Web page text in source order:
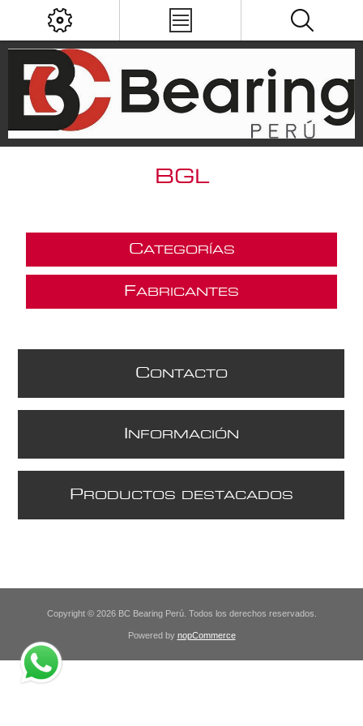
BGL
CATEGORÍAS
FABRICANTES
CONTACTO
NFORMACIÓN
PRODUCTOS DESTACADOS
Copyright © 2026 BC Bearing Perú. Todos los derechos reservados.
Powered by nopCommerce